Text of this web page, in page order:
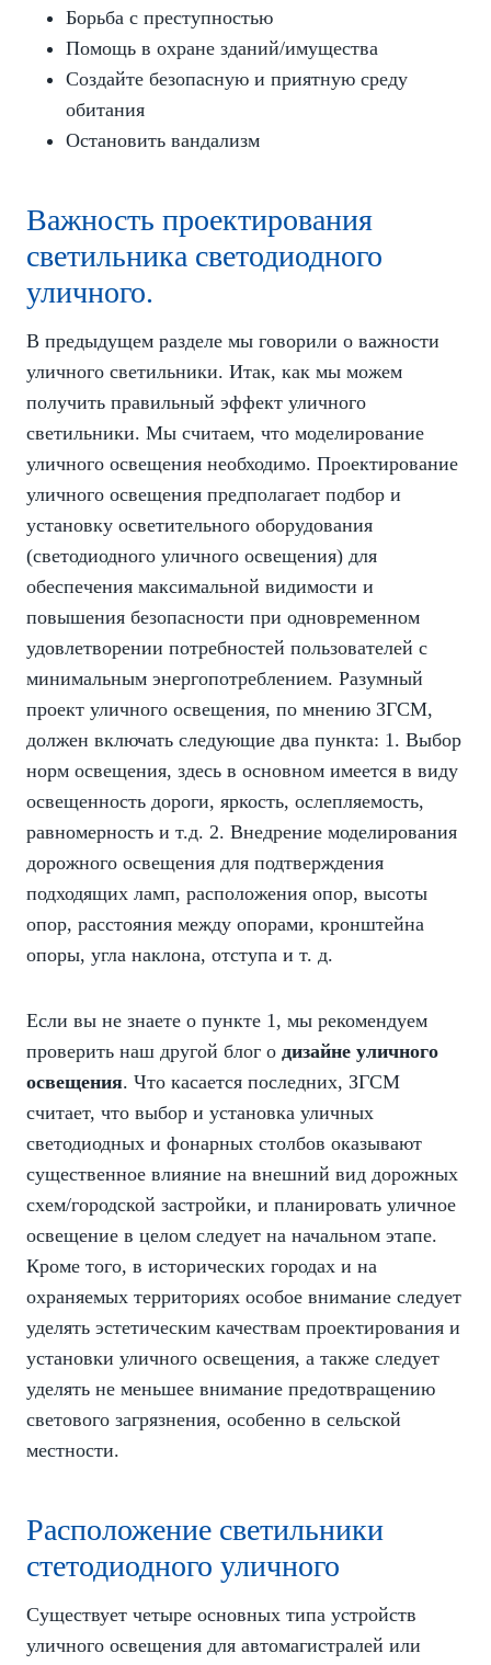
Борьба с преступностью
Помощь в охране зданий/имущества
Создайте безопасную и приятную среду
обитания
Остановить вандализм
Важность проектирования
светильника светодиодного
уличного.
В предыдущем разделе мы говорили о важности
уличного светильники. Итак, как мы можем
получить правильный эффект уличного
светильники. Мы считаем, что моделирование
уличного освещения необходимо. Проектирование
уличного освещения предполагает подбор и
установку осветительного оборудования
(светодиодного уличного освещения) для
обеспечения максимальной видимости и
повышения безопасности при одновременном
удовлетворении потребностей пользователей с
минимальным энергопотреблением. Разумный
проект уличного освещения, по мнению ЗГСМ,
должен включать следующие два пункта: 1. Выбор
норм освещения, здесь в основном имеется в виду
освещенность дороги, яркость, ослепляемость,
равномерность и т.д. 2. Внедрение моделирования
дорожного освещения для подтверждения
подходящих ламп, расположения опор, высоты
опор, расстояния между опорами, кронштейна
опоры, угла наклона, отступа и т. д.
Если вы не знаете о пункте 1, мы рекомендуем
проверить наш другой блог о дизайне уличного
освещения. Что касается последних, ЗГСМ
считает, что выбор и установка уличных
светодиодных и фонарных столбов оказывают
существенное влияние на внешний вид дорожных
схем/городской застройки, и планировать уличное
освещение в целом следует на начальном этапе.
Кроме того, в исторических городах и на
охраняемых территориях особое внимание следует
уделять эстетическим качествам проектирования и
установки уличного освещения, а также следует
уделять не меньшее внимание предотвращению
светового загрязнения, особенно в сельской
местности.
Расположение светильники
стетодиодного уличного
Существует четыре основных типа устройств
уличного освещения для автомагистралей или